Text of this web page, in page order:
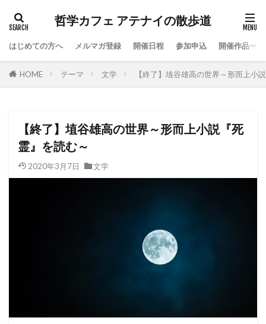
哲学カフェ アテナイの散歩道
はじめての方へ メルマガ登録 開催日程 参加申込 開催作品一覧
HOME テーマ 文学 【終了】埴谷雄高の世界～形而上小
【終了】埴谷雄高の世界～形而上小説『死
霊』を読む～
2020年3月7日 文学